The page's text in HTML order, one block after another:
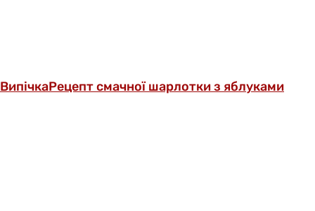
ВипічкаРецепт смачної шарлотки з яблуками